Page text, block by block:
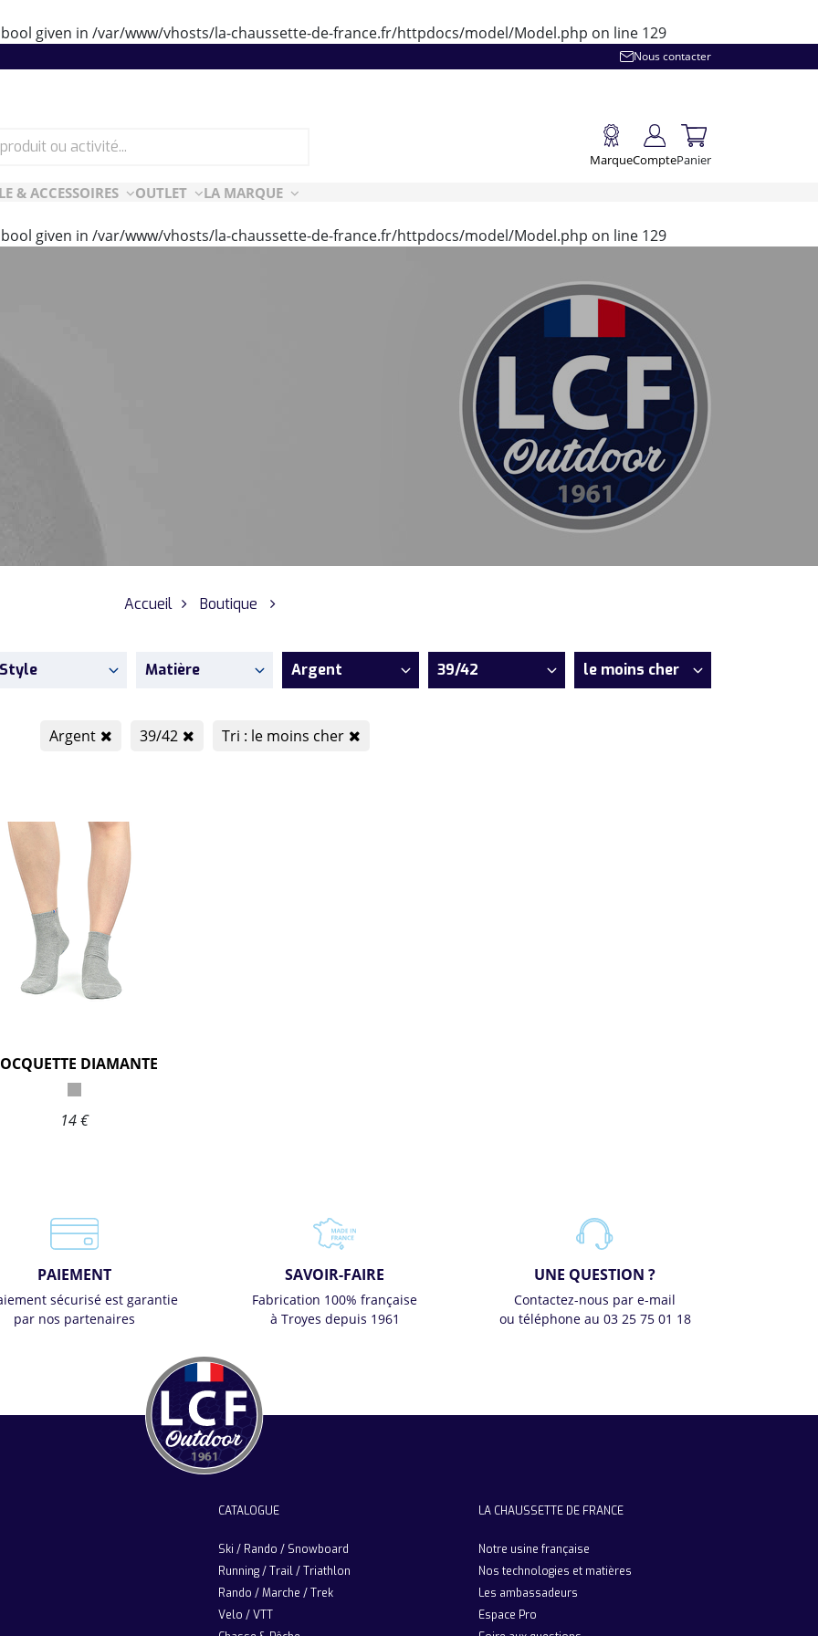
given in /var/www/vhosts/la-chaussette-de-france.fr/httpdocs/model/Model.php on line 129
Nous contacter
MarqueComptePanier
ESSENTIELLES
Style
& ACCESSOIRES OUTLET LA MARQUE
given in /var/www/vhosts/la-chaussette-de-france.fr/httpdocs/model/Model.php on line 129
Accueil Boutique
Style Matière Argent 39/42 le moins cher
Argent 39/42 Tri : le moins cher
DIAMANTE
14 €
PAIEMENT
sécurisé est garantie
par nos partenaires
SAVOIR-FAIRE
Fabrication 100% française
à Troyes depuis 1961
UNE QUESTION ?
Contactez-nous par e-mail
ou téléphone au 03 25 75 01 18
CATALOGUE
Ski / Rando / Snowboard
Running / Trail / Triathlon
Rando / Marche / Trek
Velo / VTT
LA CHAUSSETTE DE FRANCE
Notre usine française
Nos technologies et matières
Les ambassadeurs
Espace Pro